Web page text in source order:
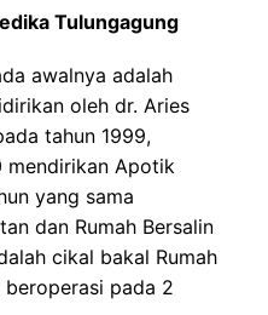
Tulungagung
awalnya adalah
oleh dr. Aries
tahun 1999,
mendirikan Apotik
yang sama
dan Rumah Bersalin
cikal bakal Rumah
pada 2